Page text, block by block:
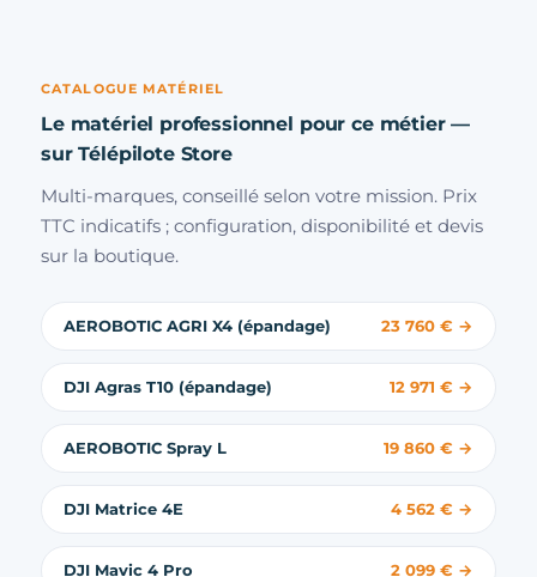
CATALOGUE MATÉRIEL
Le matériel professionnel pour ce métier —
sur Télépilote Store
Multi-marques, conseillé selon votre mission. Prix
TTC indicatifs ; configuration, disponibilité et devis
sur la boutique.
AEROBOTIC AGRI X4 (épandage) 23 760 € →
DJI Agras T10 (épandage) 12 971 € →
AEROBOTIC Spray L 19 860 € →
DJI Matrice 4E 4 562 € →
DJI Mavic 4 Pro 2 099 € →